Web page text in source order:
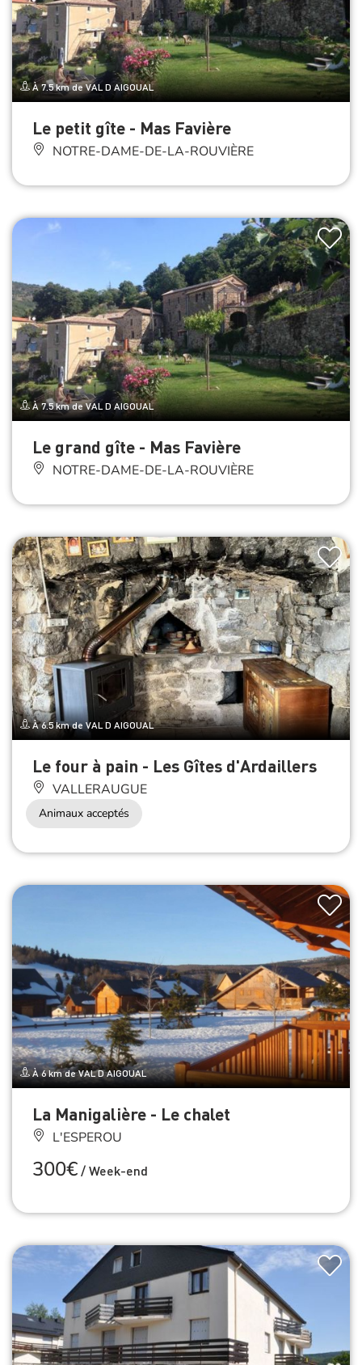
À 7.5 km de VAL D AIGOUAL
Le petit gîte - Mas Favière
NOTRE-DAME-DE-LA-ROUVIÈRE
À 7.5 km de VAL D AIGOUAL
Le grand gîte - Mas Favière
NOTRE-DAME-DE-LA-ROUVIÈRE
À 6.5 km de VAL D AIGOUAL
Le four à pain - Les Gîtes d'Ardaillers
VALLERAUGUE
Animaux acceptés
À 6 km de VAL D AIGOUAL
La Manigalière - Le chalet
L'ESPEROU
300€/Week-end